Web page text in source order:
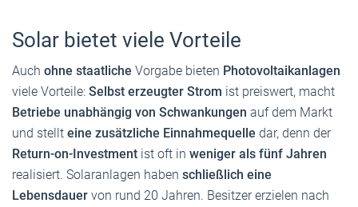
Solar bietet viele Vorteile
Auch ohne staatliche Vorgabe bieten Photovoltaikanlagen
viele Vorteile: Selbst erzeugter Strom ist preiswert, macht
Betriebe unabhängig von Schwankungen auf dem Markt
und stellt eine zusätzliche Einnahmequelle dar, denn der
Return-on-Investment ist oft in weniger als fünf Jahren
realisiert. Solaranlagen haben schließlich eine
Lebensdauer von rund 20 Jahren. Besitzer erzielen nach